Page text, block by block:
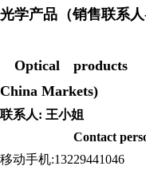
光学产品（销
Optical products
China Markets)
联系
Contact person：
移动手机